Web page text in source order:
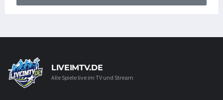
LIVEIMTV.DE
Alle Spiele live im TV und Stream